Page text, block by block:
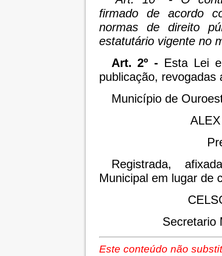
firmado de acordo
normas de direito
estatutário vigente no
Art. 2º - Esta Lei
publicação, revogadas
Município de
Registrada,
Municipal em lugar de
Secretario
Este conteúdo não